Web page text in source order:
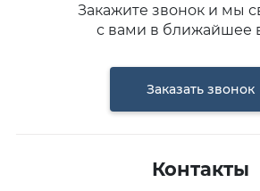
Закажите звонок и мы
с вами в ближайшее
Заказать звонок
Контакты